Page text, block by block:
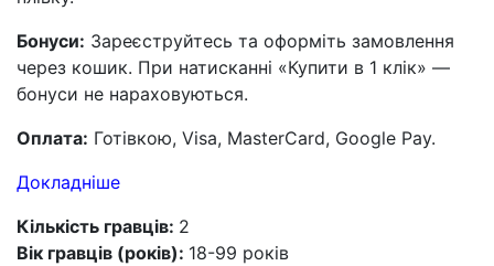
Бонуси: Зареєструйтесь та оформіть замовлення
через кошик. При натисканні «Купити в 1 клік» —
бонуси не нараховуються.
Оплата: Готівкою, Visa, MasterCard, Google Pay.
Докладніше
Кількість гравців: 2
Вік гравців (років): 18-99 років